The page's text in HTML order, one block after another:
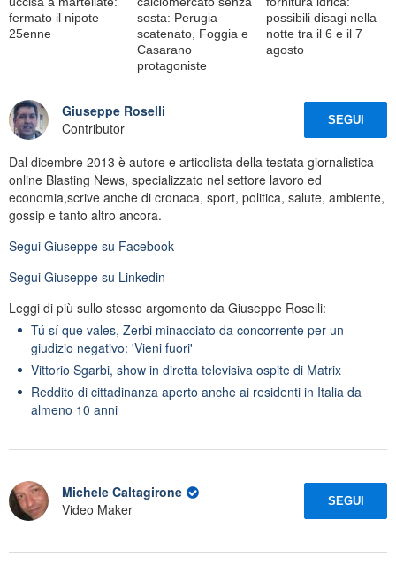
fermato il nipote
25enne
sosta: Perugia
scatenato, Foggia e
Casarano
protagoniste
possibili disagi nella
notte tra il 6 e il 7
agosto
Giuseppe Roselli
Contributor
SEGUI
Dal dicembre 2013 è autore e articolista della testata giornalistica
online Blasting News, specializzato nel settore lavoro ed
economia,scrive anche di cronaca, sport, politica, salute, ambiente,
gossip e tanto altro ancora.
Segui Giuseppe su Facebook
Segui Giuseppe su Linkedin
Leggi di più sullo stesso argomento da Giuseppe Roselli:
Tú sí que vales, Zerbi minacciato da concorrente per un
giudizio negativo: 'Vieni fuori'
Vittorio Sgarbi, show in diretta televisiva ospite di Matrix
Reddito di cittadinanza aperto anche ai residenti in Italia da
almeno 10 anni
Michele Caltagirone
Video Maker
SEGUI